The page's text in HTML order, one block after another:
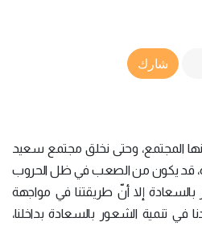
Article Link
شارك
منها المجتمع، وحتى نخلق مجتمع سعيد
قد يكون من الصعب في ظل الحروب
إلا أنّ طريقتنا في مواجهة
في تنمية الشعور بالسعادة بداخلنا،